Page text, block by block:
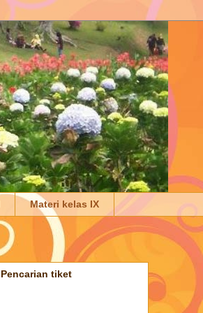
Materi kelas IX
Pencarian tiket